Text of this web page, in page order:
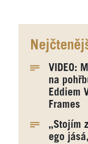
VIDEO:
na
Eddiem
Frames
„Stojím
ego